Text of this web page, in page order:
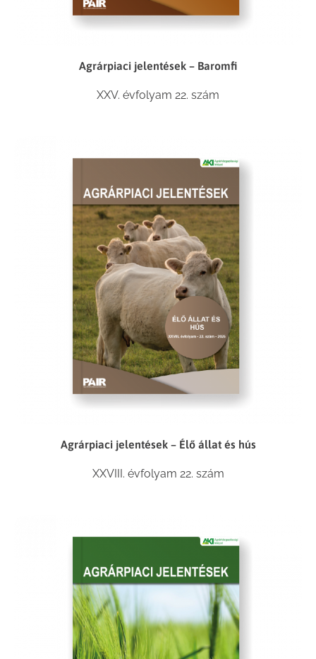
Agrárpiaci jelentések – Baromfi
XXV. évfolyam 22. szám
Agrárpiaci jelentések – Élő állat és hús
XXVIII. évfolyam 22. szám